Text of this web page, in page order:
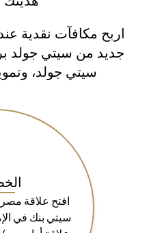
اربح مكافآت نقدية
جديد من سيتي جولد
سيتي جولد،
افتح علاقة
سيتي بنك في